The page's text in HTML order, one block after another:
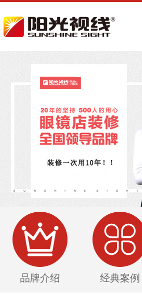
品牌介绍 经典案例